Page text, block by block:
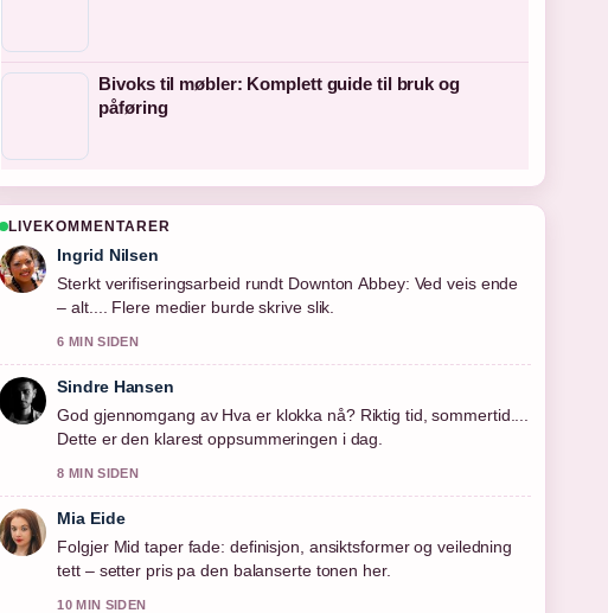
Bivoks til møbler: Komplett guide til bruk og
påføring
LIVEKOMMENTARER
Ingrid Nilsen
Sterkt verifiseringsarbeid rundt Downton Abbey: Ved veis ende
– alt.... Flere medier burde skrive slik.
6 MIN SIDEN
Sindre Hansen
God gjennomgang av Hva er klokka nå? Riktig tid, sommertid....
Dette er den klarest oppsummeringen i dag.
8 MIN SIDEN
Mia Eide
Folgjer Mid taper fade: definisjon, ansiktsformer og veiledning
tett – setter pris pa den balanserte tonen her.
10 MIN SIDEN